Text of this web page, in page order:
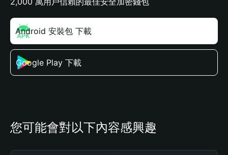
Android 安裝包 下載
Google Play 下載
您可能會對以下內容感興趣